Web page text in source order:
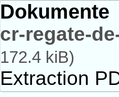
Dokumente
cr-regate-
172.4 kiB)
Extraction